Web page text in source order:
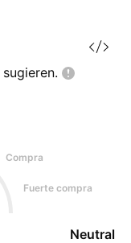
sugieren.
Compra
Fuerte compra
Neutral